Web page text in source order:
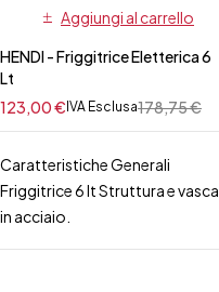
Aggiungi al carrello
HENDI - Friggitrice Eletterica 6
Lt
178,75€
123,00€IVA Esclusa
Caratteristiche Generali
Friggitrice 6 lt Struttura e vasca
in acciaio.